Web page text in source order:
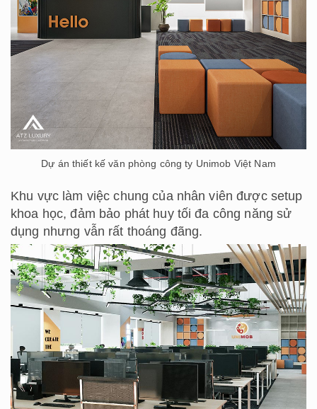
Dự án thiết kế văn phòng công ty Unimob Việt Nam
Khu vực làm việc chung của nhân viên được setup
khoa học, đảm bảo phát huy tối đa công năng sử
dụng nhưng vẫn rất thoáng đãng.